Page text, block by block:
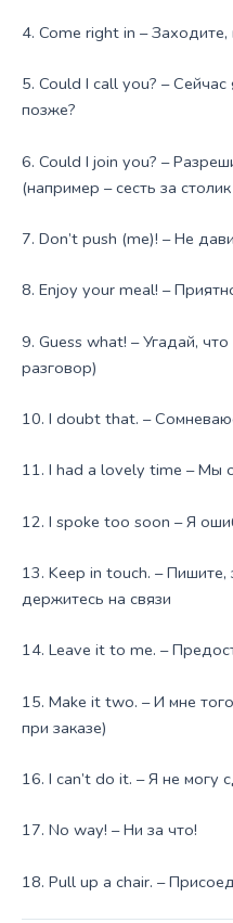
4. Come right in –
5. Could I call you? –
позже?
6. Could I join you? –
(например – сесть за
7. Don’t push (me)! – Не
8. Enjoy your meal! –
9. Guess what! – Угадай,
разговор)
10. I doubt that. –
11. I had a lovely time – Мы
12. I spoke too soon – Я
13. Keep in touch. – Пишите,
держитесь на связи
14. Leave it to me. –
15. Make it two. – И мне
при заказе)
16. I can’t do it. – Я не могу
17. No way! – Ни за что!
18. Pull up a chair. –